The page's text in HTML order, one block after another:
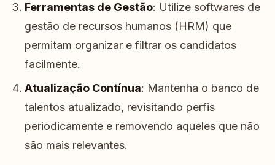
Ferramentas de Gestão: Utilize softwares de
gestão de recursos humanos (HRM) que
permitam organizar e filtrar os candidatos
facilmente.
Atualização Contínua: Mantenha o banco de
talentos atualizado, revisitando perfis
periodicamente e removendo aqueles que não
são mais relevantes.